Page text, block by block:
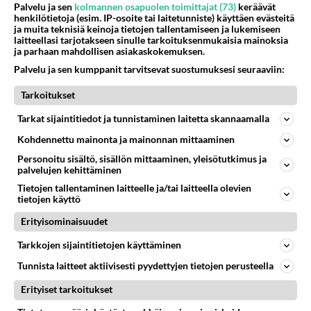
Ketjusta on poistettu1sääntöjenvastaista viestiä.
Takaisin ylös
LUETUIMMAT KESKUSTELUT
Anteeksi arkuuteni
Olen säälittävä, mitä tulee sinun kohtaamiseen. Tunnen vaan itseni todella epävarmaksi sun kanssa. Jos minun olisi pitän
06.08.2026 16:54
52
Kuka melkein täysi-ikäinen hukkui?
Poliisin mukaan nuori oli lähes täysi-ikäinen. Ennen iltakuutta tulleen ilmoituksen mukaan ihminen oli joutunut mahdoll
06.08.2026 20:09
17
906
https://yle.fi/a/74-20239449 Perussuomalaisilla hurja- ja ylivoimaisesti suurin nousu tässä uudessa Ylen gallupissa. Kyl
06.08.2026 03:24
501
810
Palvelu ja sen kolmannen osapuolen toimittajat (73) keräävät
henkilötietoja (esim. IP-osoite tai laitetunniste) käyttäen evästeitä
ja muita teknisiä keinoja tietojen tallentamiseen ja lukemiseen
laitteellasi tarjotakseen sinulle tarkoituksenmukaisia mainoksia
ja parhaan mahdollisen asiakaskokemuksen.
Palvelu ja sen kumppanit tarvitsevat suostumuksesi seuraaviin:
Tarkoitukset
Tarkat sijaintitiedot ja tunnistaminen laitetta skannaamalla
Kohdennettu mainonta ja mainonnan mittaaminen
Personoitu sisältö, sisällön mittaaminen, yleisötutkimus ja
palvelujen kehittäminen
Tietojen tallentaminen laitteelle ja/tai laitteella olevien
tietojen käyttö
Erityisominaisuudet
Tarkkojen sijaintitietojen käyttäminen
Tunnista laitteet aktiivisesti pyydettyjen tietojen perusteella
Erityiset tarkoitukset